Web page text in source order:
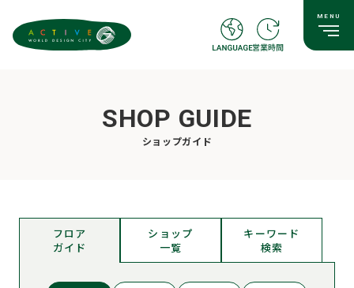
SHOP GUIDE
ショップガイド
フロア
ガイド
ショップ
一覧
キーワード
検索